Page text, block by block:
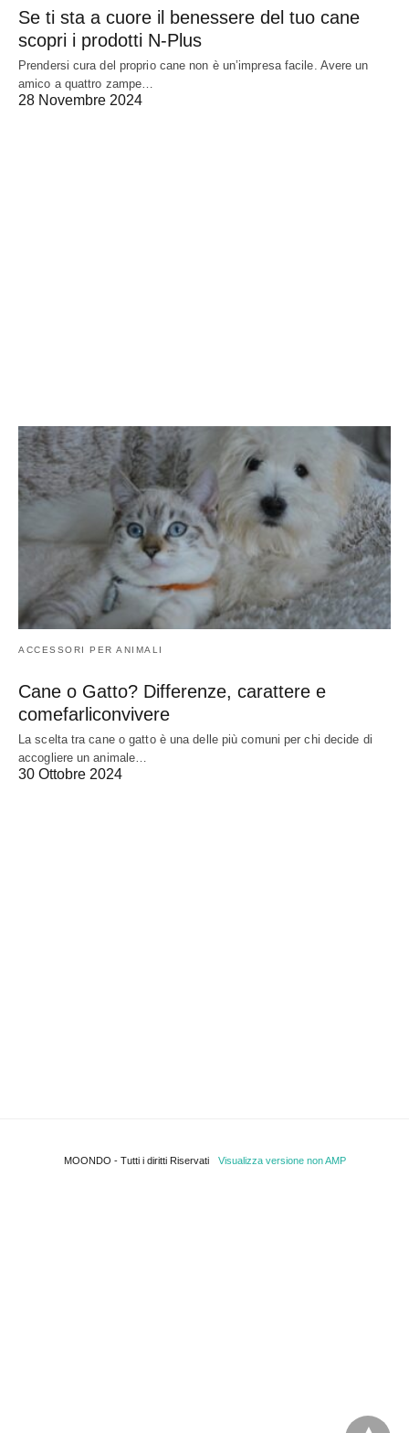
Se ti sta a cuore il benessere del tuo cane
scopri i prodotti N-Plus
Prendersi cura del proprio cane non è un’impresa facile. Avere un
amico a quattro zampe…
28 Novembre 2024
ACCESSORI PER ANIMALI
Cane o Gatto? Differenze, carattere e
comefarliconvivere
La scelta tra cane o gatto è una delle più comuni per chi decide di
accogliere un animale…
30 Ottobre 2024
MOONDO - Tutti i diritti Riservati Visualizza versione non AMP